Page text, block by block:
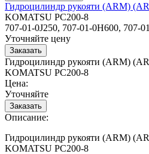
Гидроцилиндр рукояти (ARM)
KOMATSU PC200-8
707-01-0J250, 707-01-0H600, 707-
Уточняйте цену
Гидроцилиндр рукояти (ARM)
KOMATSU PC200-8
Цена:
Уточняйте
Описание:
Гидроцилиндр рукояти (ARM)
KOMATSU PC200-8